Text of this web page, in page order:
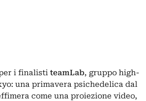
i finalisti teamLab, gruppo high-
una primavera psichedelica dal
come una proiezione video,